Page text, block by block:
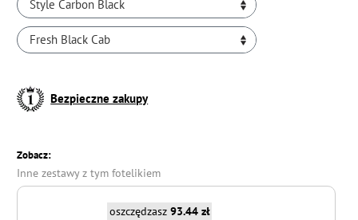
Style Carbon Black
Fresh Black Cab
Bezpieczne zakupy
Zobacz:
Inne zestawy z tym fotelikiem
oszczędzasz 93.44 zł